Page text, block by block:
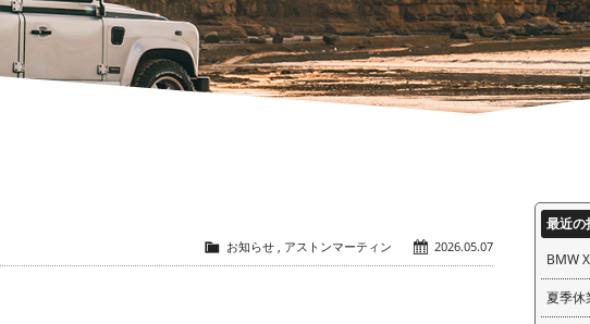
2026.05.07
お知らせ, アストンマーティン
最近の
BMW
夏季休